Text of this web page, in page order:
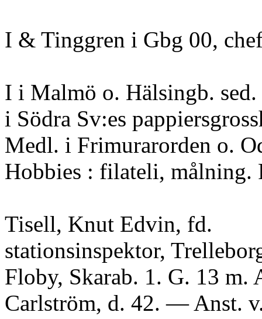
I & Tinggren i Gbg 00,
I i Malmö o. Hälsingb. sed.
i Södra Sv:es
Medl. i Frimurarorden o.
Hobbies : filateli, målning.
Tisell, Knut Edvin, fd.
stationsinspektor,
Floby, Skarab. 1. G. 13 m.
Carlström, d. 42. — Anst.